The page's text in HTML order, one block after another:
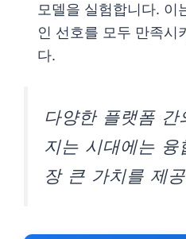
모델을 실험합니다. 이
인 선호를 모두 만족시
다.
다양한 플랫폼
지는 시대에는
장 큰 가치를 제